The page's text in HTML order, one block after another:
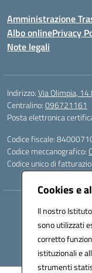
Cookies e
Il nostro
sono utilizzati
corretto
istituzionali e
strumenti
Amministrazione
Albo onlinePrivacy
Note legali
Indirizzo:Via Olimpia, 14
Centralino:096721161
Posta elettronica
Codice fiscale:
Codice meccanografico:
Codice unico di
Hosting